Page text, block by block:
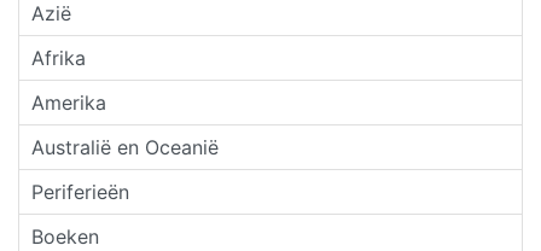
Azië
Afrika
Amerika
Australië en Oceanië
Periferieën
Boeken